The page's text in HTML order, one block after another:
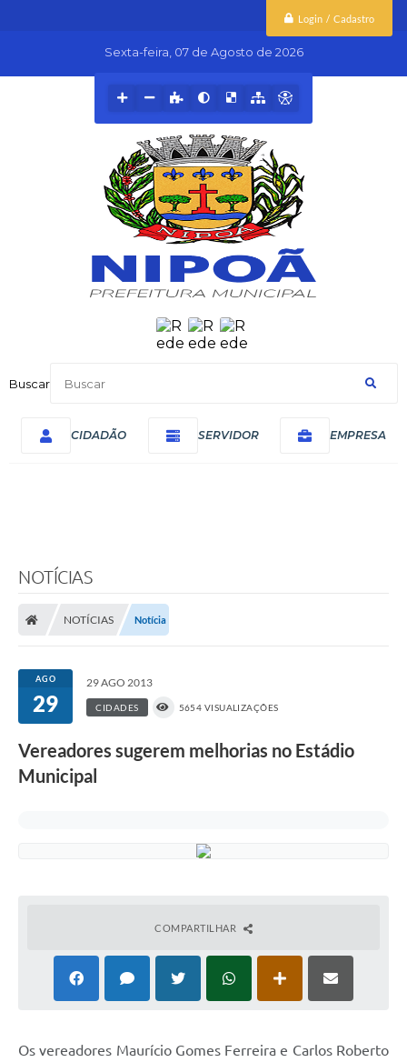
Login / Cadastro
Buscar
CIDADÃO SERVIDOR EMPRESA
Sexta-feira 07 de Agosto de 2026
NOTÍCIAS
NOTÍCIAS Notícia
AGO
29
29 AGO 2013
CIDADES 5654 VISUALIZAÇÕES
Vereadores sugerem melhorias no Estádio
Municipal
COMPARTILHAR
Os vereadores Maurício Gomes Ferreira e Carlos Roberto